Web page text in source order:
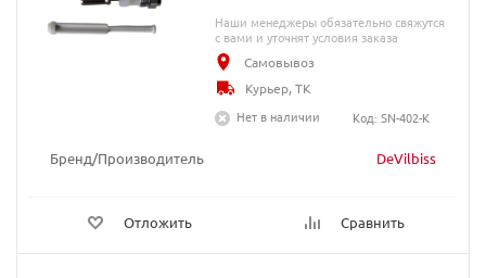
Бренд/Производитель DeVilbiss
Отложить Сравнить
Наши менеджеры обязательно свяжутся
с вами и уточнят условия заказа
Самовывоз
Курьер, ТК
Нет в наличии
Код: SN-402-K